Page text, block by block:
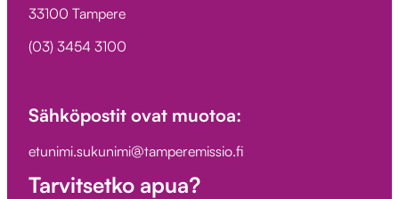
33100 Tampere
(03) 3454 3100
Sähköpostit ovat muotoa:
etunimi.sukunimi@tamperemissio.fi
Tarvitsetko apua?